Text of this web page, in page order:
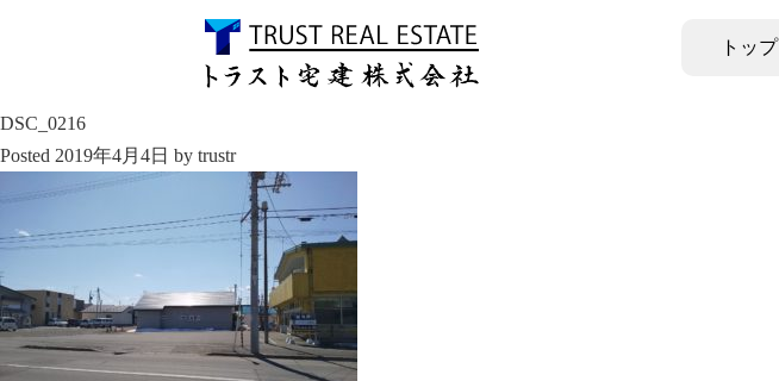
トップ
DSC_0216
Posted 2019年4月4日 by trustr